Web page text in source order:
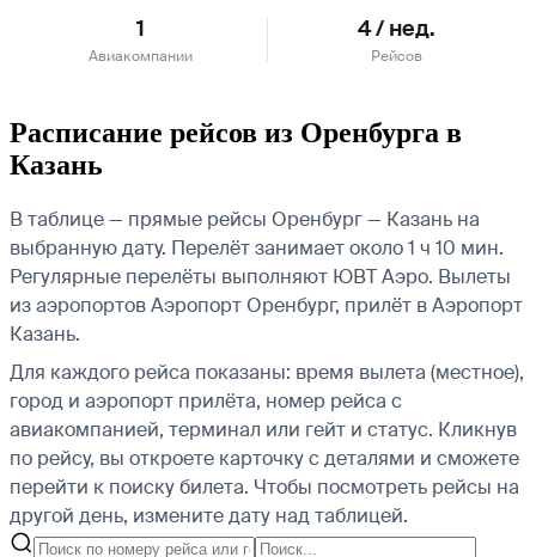
1
Авиакомпании
4 / нед.
Рейсов
Расписание рейсов из Оренбурга в
Казань
В таблице — прямые рейсы Оренбург — Казань на
выбранную дату. Перелёт занимает около 1 ч 10 мин.
Регулярные перелёты выполняют ЮВТ Аэро. Вылеты
из аэропортов Аэропорт Оренбург, прилёт в Аэропорт
Казань.
Для каждого рейса показаны: время вылета (местное),
город и аэропорт прилёта, номер рейса с
авиакомпанией, терминал или гейт и статус. Кликнув
по рейсу, вы откроете карточку с деталями и сможете
перейти к поиску билета. Чтобы посмотреть рейсы на
другой день, измените дату над таблицей.